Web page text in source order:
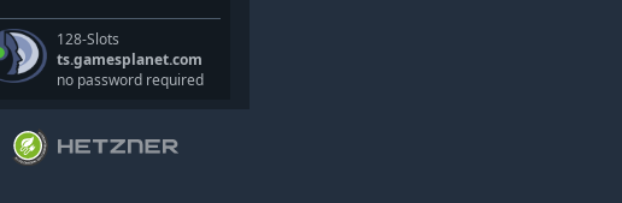
128-Slots
ts.gamesplanet.com
no password required